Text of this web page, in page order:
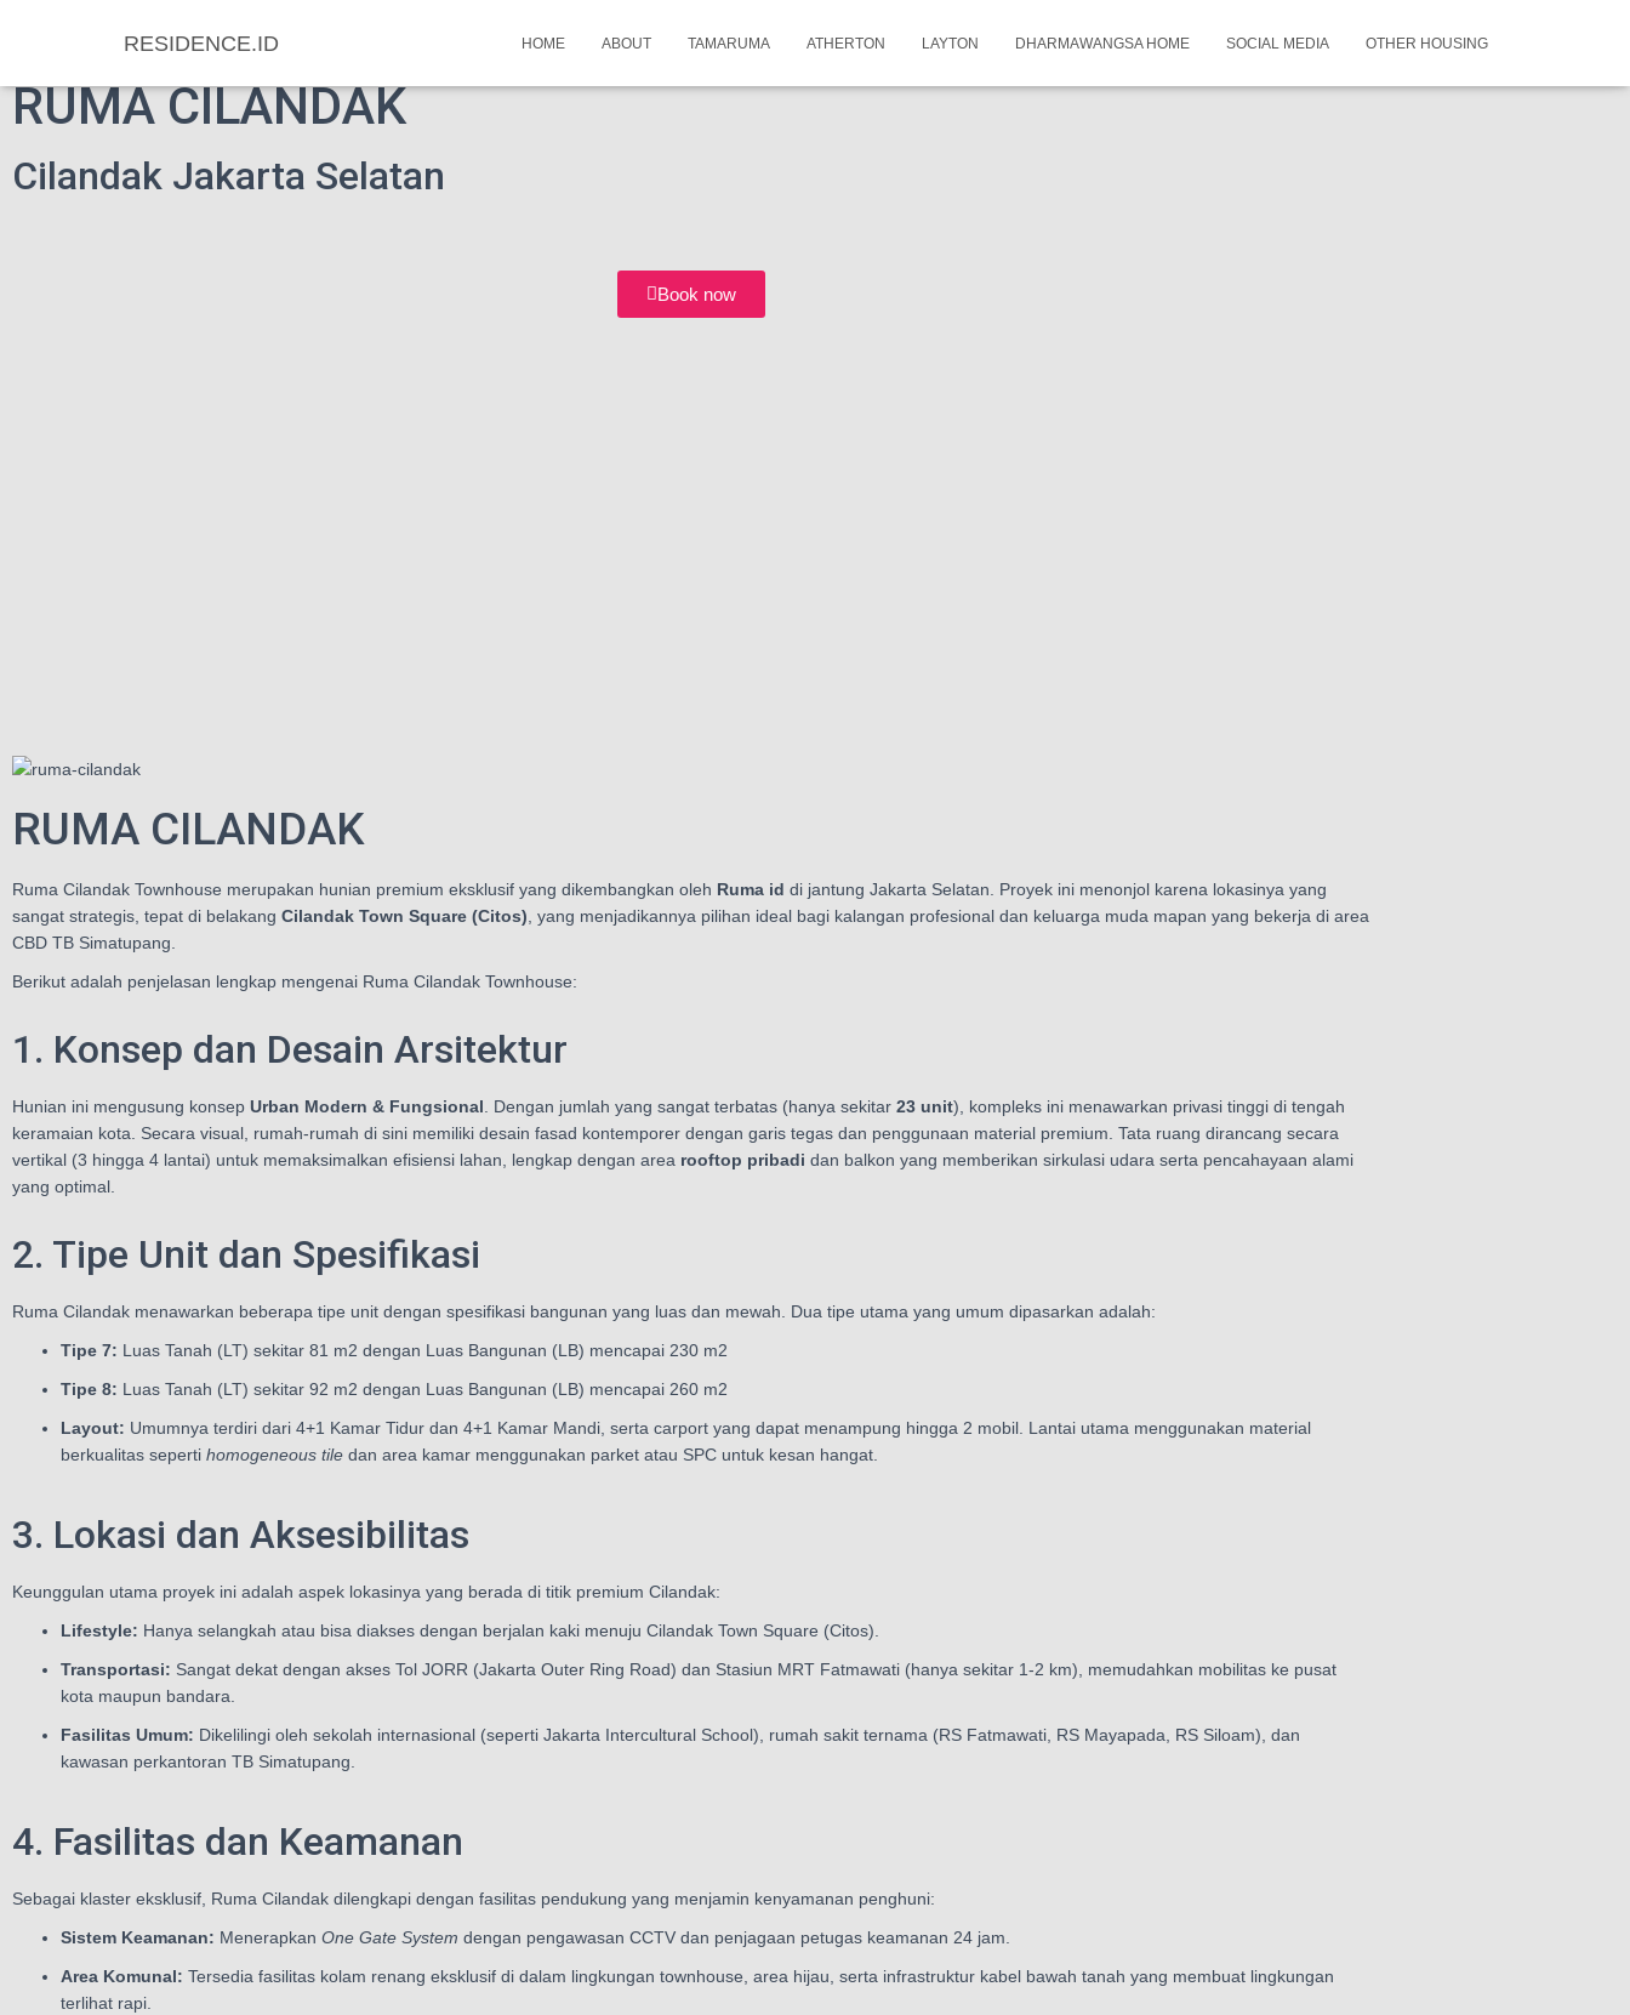
RESIDENCE.ID HOME ABOUT TAMARUMA ATHERTON LAYTON DHARMAWANGSA HOME SOCIAL MEDIA OTHER HOUSING
RUMA CILANDAK
Cilandak Jakarta Selatan
Book now
RUMA CILANDAK
Ruma Cilandak Townhouse merupakan hunian premium eksklusif yang dikembangkan oleh Ruma id di jantung Jakarta Selatan. Proyek ini menonjol karena lokasinya yang
sangat strategis, tepat di belakang Cilandak Town Square (Citos), yang menjadikannya pilihan ideal bagi kalangan profesional dan keluarga muda mapan yang bekerja di area
CBD TB Simatupang.
Berikut adalah penjelasan lengkap mengenai Ruma Cilandak Townhouse:
1. Konsep dan Desain Arsitektur
Hunian ini mengusung konsep Urban Modern & Fungsional. Dengan jumlah yang sangat terbatas (hanya sekitar 23 unit), kompleks ini menawarkan privasi tinggi di tengah
keramaian kota. Secara visual, rumah-rumah di sini memiliki desain fasad kontemporer dengan garis tegas dan penggunaan material premium. Tata ruang dirancang secara
vertikal (3 hingga 4 lantai) untuk memaksimalkan efisiensi lahan, lengkap dengan area rooftop pribadi dan balkon yang memberikan sirkulasi udara serta pencahayaan alami
yang optimal.
2. Tipe Unit dan Spesifikasi
Ruma Cilandak menawarkan beberapa tipe unit dengan spesifikasi bangunan yang luas dan mewah. Dua tipe utama yang umum dipasarkan adalah:
Tipe 7: Luas Tanah (LT) sekitar 81 m2 dengan Luas Bangunan (LB) mencapai 230 m2
Tipe 8: Luas Tanah (LT) sekitar 92 m2 dengan Luas Bangunan (LB) mencapai 260 m2
Layout: Umumnya terdiri dari 4+1 Kamar Tidur dan 4+1 Kamar Mandi, serta carport yang dapat menampung hingga 2 mobil. Lantai utama menggunakan material
berkualitas seperti homogeneous tile dan area kamar menggunakan parket atau SPC untuk kesan hangat.
3. Lokasi dan Aksesibilitas
Keunggulan utama proyek ini adalah aspek lokasinya yang berada di titik premium Cilandak:
Lifestyle: Hanya selangkah atau bisa diakses dengan berjalan kaki menuju Cilandak Town Square (Citos).
Transportasi: Sangat dekat dengan akses Tol JORR (Jakarta Outer Ring Road) dan Stasiun MRT Fatmawati (hanya sekitar 1-2 km), memudahkan mobilitas ke pusat
kota maupun bandara.
Fasilitas Umum: Dikelilingi oleh sekolah internasional (seperti Jakarta Intercultural School), rumah sakit ternama (RS Fatmawati, RS Mayapada, RS Siloam), dan
kawasan perkantoran TB Simatupang.
4. Fasilitas dan Keamanan
Sebagai klaster eksklusif, Ruma Cilandak dilengkapi dengan fasilitas pendukung yang menjamin kenyamanan penghuni:
Sistem Keamanan: Menerapkan One Gate System dengan pengawasan CCTV dan penjagaan petugas keamanan 24 jam.
Area Komunal: Tersedia fasilitas kolam renang eksklusif di dalam lingkungan townhouse, area hijau, serta infrastruktur kabel bawah tanah yang membuat lingkungan
terlihat rapi.